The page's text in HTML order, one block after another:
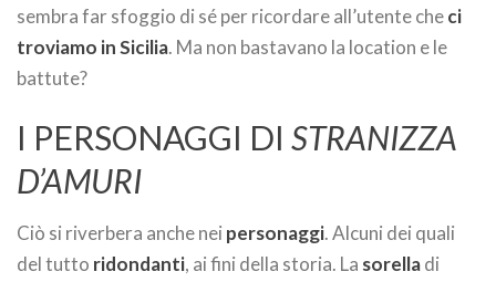
sembra far sfoggio di sé per ricordare all’utente checi
troviamo in Sicilia. Ma non bastavano la location e le
battute?
I PERSONAGGI DI STRANIZZA
D’AMURI
Ciò si riverbera anche nei personaggi. Alcuni dei quali
del tutto ridondanti, ai fini della storia. La sorelladi